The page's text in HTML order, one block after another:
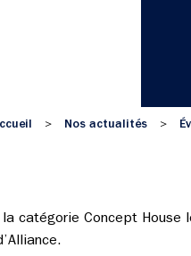
> Nos actualités >
catégorie Concept House